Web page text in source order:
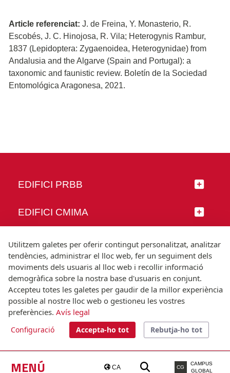
MENÚ CA CG
CAMPUS
GLOBAL
Article referenciat: J. de Freina, Y. Monasterio, R.
Escobés, J. C. Hinojosa, R. Vila; Heterogynis Rambur,
1837 (Lepidoptera: Zygaenoidea, Heterogynidae) from
Andalusia and the Algarve (Spain and Portugal): a
taxonomic and faunistic review. Boletín de la Sociedad
Entomológica Aragonesa, 2021.
EDIFICI PRBB
EDIFICI CMIMA
SEGUEIX-NOS
© Universitat Pompeu Fabra
Barcelona
T.(+34) 93 542 20 00
Utilitzem galetes per oferir contingut personalitzat, analitzar
tendències, administrar el lloc web, fer un seguiment dels
moviments dels usuaris al lloc web i recollir informació
demogràfica sobre la nostra base d'usuaris en conjunt.
Accepteu totes les galetes per gaudir de la millor experiència
possible al nostre lloc web o gestioneu les vostres
preferències. Avís legal
Configuració Accepta-ho tot Rebutja-ho tot